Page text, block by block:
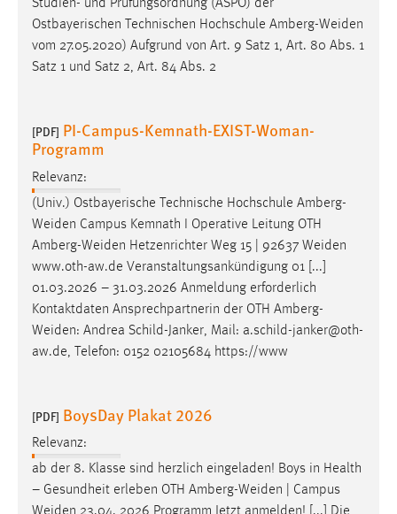
Studien- und Prüfungsordnung (ASPO) der
Ostbayerischen Technischen Hochschule Amberg-Weiden
vom 27.05.2020) Aufgrund von Art. 9 Satz 1, Art. 80 Abs. 1
Satz 1 und Satz 2, Art. 84 Abs. 2
[PDF] PI-Campus-Kemnath-EXIST-Woman-
Programm
Relevanz:
(Univ.) Ostbayerische Technische Hochschule Amberg-
Weiden Campus Kemnath I Operative Leitung OTH
Amberg-Weiden Hetzenrichter Weg 15 | 92637 Weiden
www.oth-aw.de Veranstaltungsankündigung 01 [...]
01.03.2026 – 31.03.2026 Anmeldung erforderlich
Kontaktdaten Ansprechpartnerin der OTH Amberg-
Weiden: Andrea Schild-Janker, Mail: a.schild-janker@oth-
aw.de, Telefon: 0152 02105684 https://www
[PDF] BoysDay Plakat 2026
Relevanz:
ab der 8. Klasse sind herzlich eingeladen! Boys in Health
– Gesundheit erleben OTH Amberg-Weiden | Campus
Conversion-Tracking
Cookie Laufzeit:
3 Monate
Facebook Pixel
Name:
_fbp
Anbieter:
Facebook
Zweck:
Conversion-Tracking
Cookie Laufzeit:
3 Monate
EXTERNE MEDIEN
Plattformen anzeigen zu können, werden von diesen
externen Medien Cookies gesetzt.